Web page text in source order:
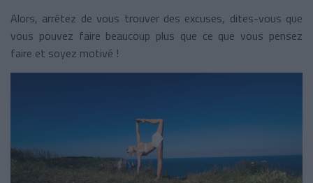
Alors, arrêtez de vous trouver des excuses, dites-vous que
vous pouvez faire beaucoup plus que ce que vous pensez
faire et soyez motivé !